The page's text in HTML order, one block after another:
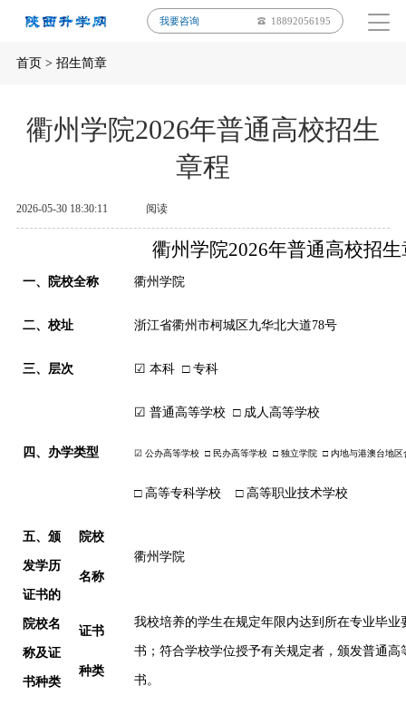
我要咨询 18892056195
首页> 招生简章
衢州学院2026年普通高校招生
章程
2026-05-30 18:30:11 阅读
衢州学院2026年普通高校招
一、院校全称 衢州学院
二、校址 浙江省衢州市柯城区九华北大道78号
三、层次 ☑ 本科 □ 专科
四 、办学类型
☑ 普通高等学校 □ 成人高等学校
☑ 公办高等学校 □ 民办高等学校 □ 独立学院 □ 内地与港澳台地
□ 高等专科学校 □ 高等职业技术学校
五、颁
发学历
证书的
院校名
称及证
书种类
院校
名称
衢州学院
证书
种类
我校培养的学生在规定年限内达到所在专业毕
书；符合学校学位授予有关规定者，颁发普通
书。